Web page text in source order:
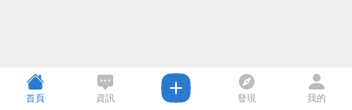
首頁 資訊 發現 我的